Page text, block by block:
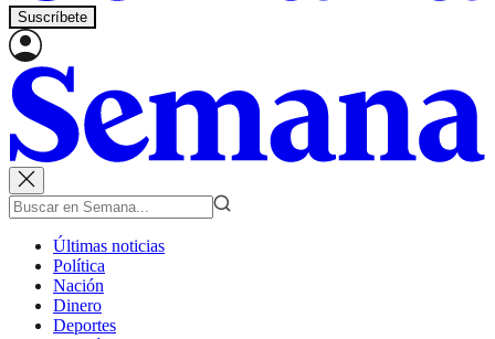
Suscríbete
Últimas noticias
Política
Nación
Dinero
Deportes